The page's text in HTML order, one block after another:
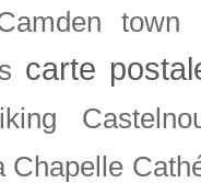
town
carte
Chapelle